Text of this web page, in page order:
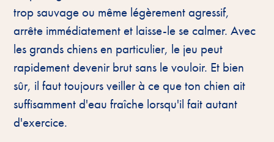
trop sauvage ou même légèrement agressif,
arrête immédiatement et laisse-le se calmer. Avec
les grands chiens en particulier, le jeu peut
rapidement devenir brut sans le vouloir. Et bien
sûr, il faut toujours veiller à ce que ton chien ait
suffisamment d'eau fraîche lorsqu'il fait autant
d'exercice.